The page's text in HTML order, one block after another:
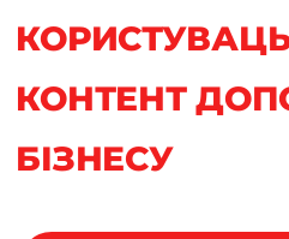
КОНТЕНТ
БІЗНЕСУ